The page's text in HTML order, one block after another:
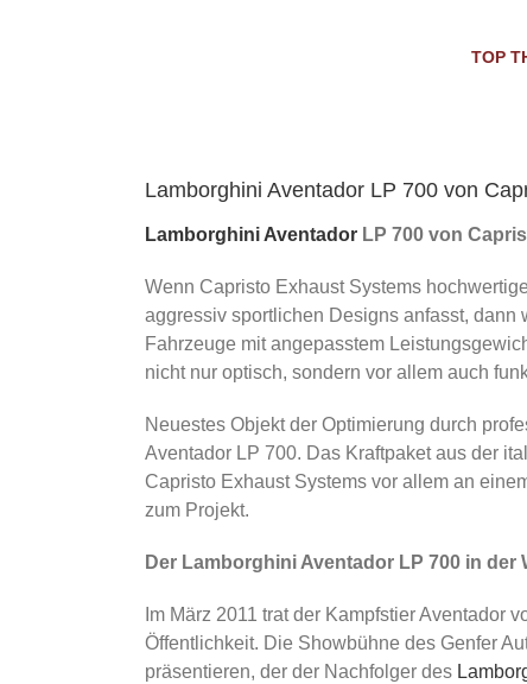
TOP
Lamborghini Aventador LP 700 von
Lamborghini Aventador LP 700 von
Wenn Capristo Exhaust Systems
aggressiv sportlichen Designs anfasst, dann
Fahrzeuge mit angepasstem
nicht nur optisch, sondern vor allem auch
Neuestes Objekt der Optimierung durch
Aventador LP 700. Das Kraftpaket aus der
Capristo Exhaust Systems vor allem an
zum Projekt.
Der Lamborghini Aventador LP 700 in
Im März 2011 trat der Kampfstier Aventador
Öffentlichkeit. Die Showbühne des Genfer
präsentieren, der der Nachfolger des